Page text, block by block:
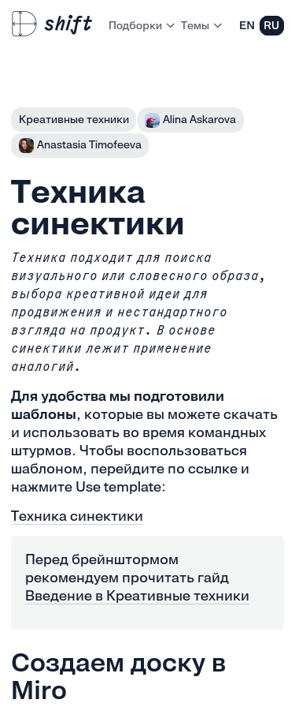
Подборки Темы EN RU
Креативные техники
Alina Askarova
Anastasia Timofeeva
Техника
синектики
Техника подходит для поиска
визуального или словесного образа,
выбора креативной идеи для
продвижения и нестандартного
взгляда на продукт. В основе
синектики лежит применение
аналогий.
Для удобства мы подготовили
шаблоны, которые вы можете скачать
и использовать во время командных
штурмов. Чтобы воспользоваться
шаблоном, перейдите по ссылке и
нажмите Use template:
Техника синектики
Перед брейнштормом
рекомендуем прочитать гайд
Введение в Креативные техники
Создаем доску в
Miro